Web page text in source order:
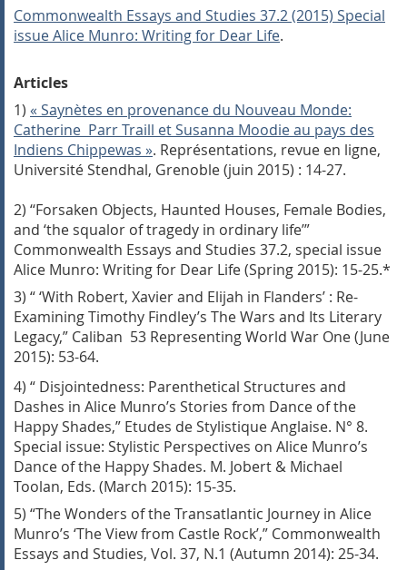
Commonwealth Essays and Studies 37.2 (2015) Special
issueAlice Munro: Writing for Dear Life.
Articles
1) « Saynètes en provenance du Nouveau Monde:
Catherine Parr Traill et Susanna Moodie au pays des
Indiens Chippewas ». Représentations, revue en ligne,
Université Stendhal, Grenoble (juin 2015) : 14-27.
2) ‘‘Forsaken Objects, Haunted Houses, Female Bodies,
and ‘the squalor of tragedy in ordinary life’”
Commonwealth Essays and Studies 37.2, special issue
Alice Munro: Writing for Dear Life(Spring 2015): 15-25.*
3) “ ‘With Robert, Xavier and Elijah in Flanders’ : Re-
Examining Timothy Findley’s The Wars and Its Literary
Legacy,” Caliban 53 Representing World War One(June
2015): 53-64.
4) “ Disjointedness: Parenthetical Structures and
Dashes in Alice Munro’s Stories from Dance of the
Happy Shades,” Etudes de Stylistique Anglaise. N° 8.
Special issue: Stylistic Perspectives on Alice Munro’s
Dance of the Happy Shades. M. Jobert & Michael
Toolan, Eds. (March 2015): 15-35.
5) “The Wonders of the Transatlantic Journey in Alice
Munro’s ‘The View from Castle Rock’,” Commonwealth
Essays and Studies, Vol. 37, N.1 (Autumn 2014): 25-34.